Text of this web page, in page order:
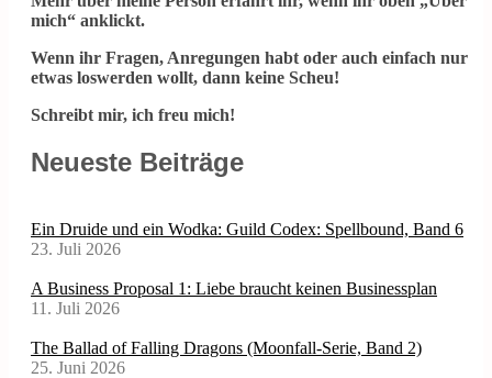
mich“ anklickt.
Wenn ihr Fragen, Anregungen habt oder auch einfach nur
etwas loswerden wollt, dann keine Scheu!
Schreibt mir, ich freu mich!
Neueste Beiträge
Ein Druide und ein Wodka: Guild Codex: Spellbound, Band 6
23. Juli 2026
A Business Proposal 1: Liebe braucht keinen Businessplan
11. Juli 2026
The Ballad of Falling Dragons (Moonfall-Serie, Band 2)
25. Juni 2026